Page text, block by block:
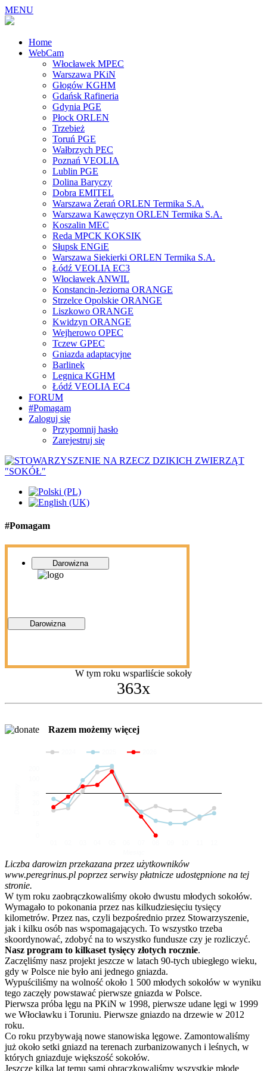
MENU
Home
WebCam
Włocławek MPEC
Warszawa PKiN
Głogów KGHM
Gdańsk Rafineria
Gdynia PGE
Płock ORLEN
Trzebież
Toruń PGE
Wałbrzych PEC
Poznań VEOLIA
Lublin PGE
Dolina Baryczy
Dobra EMITEL
Warszawa Żerań ORLEN Termika S.A.
Warszawa Kawęczyn ORLEN Termika S.A.
Koszalin MEC
Reda MPCK KOKSIK
Słupsk ENGiE
Warszawa Siekierki ORLEN Termika S.A.
Łódź VEOLIA EC3
Włocławek ANWIL
Konstancin-Jeziorna ORANGE
Strzelce Opolskie ORANGE
Liszkowo ORANGE
Kwidzyn ORANGE
Wejherowo OPEC
Tczew GPEC
Gniazda adaptacyjne
Barlinek
Legnica KGHM
Łódź VEOLIA EC4
FORUM
#Pomagam
Zaloguj się
Przypomnij hasło
Zarejestruj się
#Pomagam
Darowizna
Darowizna
W tym roku wsparliście sokoły
363x
Razem możemy więcej
Liczba darowizn przekazana przez użytkowników
www.peregrinus.pl poprzez serwisy płatnicze udostępnione na tej
stronie.
W tym roku zaobrączkowaliśmy około dwustu młodych sokołów.
Wymagało to pokonania przez nas kilkudziesięciu tysięcy
kilometrów. Przez nas, czyli bezpośrednio przez Stowarzyszenie,
jak i kilku osób nas wspomagających. To wszystko trzeba
skoordynować, zdobyć na to wszystko fundusze czy je rozliczyć.
Nasz program to kilkaset tysięcy złotych rocznie.
Zaczęliśmy nasz projekt jeszcze w latach 90-tych ubiegłego wieku,
gdy w Polsce nie było ani jednego gniazda.
Wypuściliśmy na wolność około 1 500 młodych sokołów w wyniku
tego zaczęły powstawać pierwsze gniazda w Polsce.
Pierwsza próba lęgu na PKiN w 1998, pierwsze udane lęgi w 1999
we Włocławku i Toruniu. Pierwsze gniazdo na drzewie w 2012
roku.
Co roku przybywają nowe stanowiska lęgowe. Zamontowaliśmy
już około setki gniazd na terenach zurbanizowanych i leśnych, w
których gniazduje większość sokołów.
Jeszcze kilka lat temu sami obrączkowaliśmy wszystkie młode